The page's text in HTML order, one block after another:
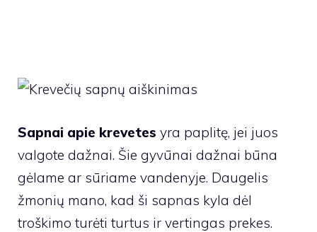
Sapnai apie krevetes yra paplitę, jei juos
valgote dažnai. Šie gyvūnai dažnai būna
gėlame ar sūriame vandenyje. Daugelis
žmonių mano, kad ši sapnas kyla dėl
troškimo turėti turtus ir vertingas prekes.